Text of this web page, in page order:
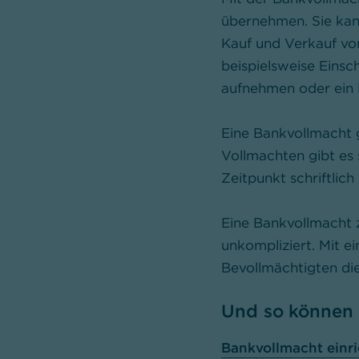
übernehmen. Sie
Kauf und Verkauf
beispielsweise
aufnehmen oder ein
Eine Bankvollmacht
Vollmachten gibt es
Zeitpunkt schriftlich
Eine Bankvollmacht
unkompliziert. Mit
Bevollmächtigten
Und so können
Bankvollmacht